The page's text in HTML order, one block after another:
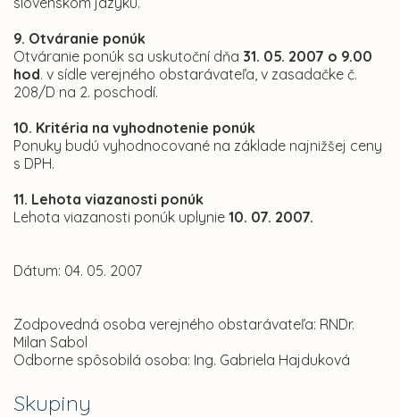
Skupiny
9. Otváranie ponúk
Otváranie ponúk sa uskutoční dňa 31. 05. 2007 o 9.00
hod. v sídle verejného obstarávateľa, v zasadačke č.
208/D na 2. poschodí.
10. Kritéria na vyhodnotenie ponúk
Ponuky budú vyhodnocované na základe najnižšej ceny
s DPH.
11. Lehota viazanosti ponúk
Lehota viazanosti ponúk uplynie 10. 07. 2007.
Dátum: 04. 05. 2007
Zodpovedná osoba verejného obstarávateľa: RNDr.
Milan Sabol
Odborne spôsobilá osoba: Ing. Gabriela Hajduková